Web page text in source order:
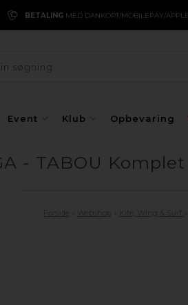
BETALING MED DANKORT/MOBILEPAY/
Event Klub Opbevaring
- TABOU